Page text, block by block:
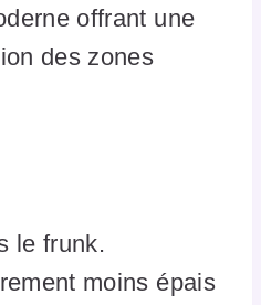
offrant une
des zones
le frunk.
moins épais